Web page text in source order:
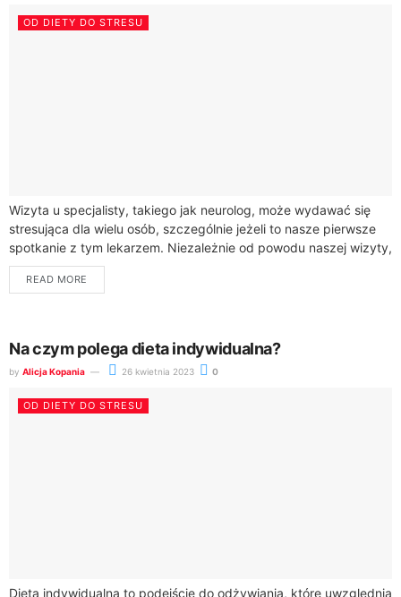
OD DIETY DO STRESU
Wizyta u specjalisty, takiego jak neurolog, może wydawać się
stresująca dla wielu osób, szczególnie jeżeli to nasze pierwsze
spotkanie z tym lekarzem. Niezależnie od powodu naszej wizyty,
dobrze jest wiedzieć,...
READ MORE
Na czym polega dieta indywidualna?
by Alicja Kopania 26 kwietnia 2023 0
OD DIETY DO STRESU
Dieta indywidualna to podejście do odżywiania, które uwzględnia